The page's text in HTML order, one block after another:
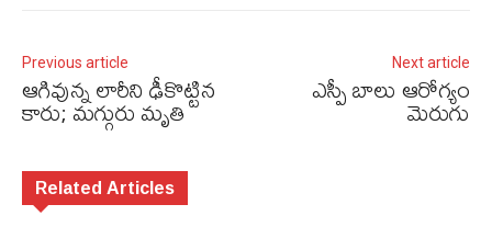
Previous article
ఆగివున్న లారీని ఢీకొట్టిన
కారు; మగ్గురు మృతి
Next article
ఎస్పీ బాలు ఆరోగ్యం
మెరుగు
Related Articles